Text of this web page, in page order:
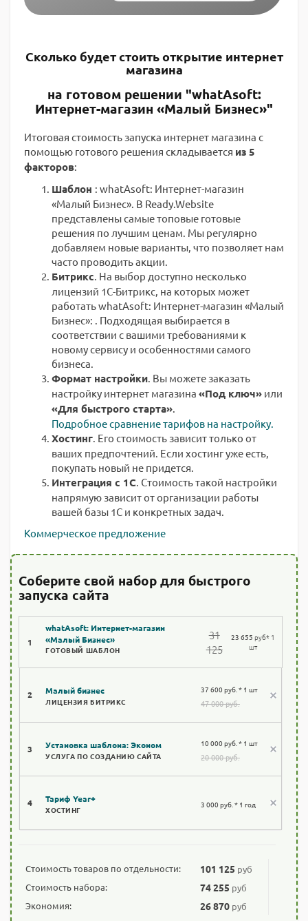
Сколько будет стоить открытие интернет
магазина
на готовом решении "whatAsoft:
Интернет-магазин «Малый Бизнес»"
Итоговая стоимость запуска интернет магазина с
помощью готового решения складывается из 5
факторов:
Шаблон : whatAsoft: Интернет-магазин
«Малый Бизнес». В Ready.Website
представлены самые топовые готовые
решения по лучшим ценам. Мы регулярно
добавляем новые варианты, что позволяет нам
часто проводить акции.
Битрикс. На выбор доступно несколько
лицензий 1С-Битрикс, на которых может
работать whatAsoft: Интернет-магазин «Малый
Бизнес»: . Подходящая выбирается в
соответствии с вашими требованиями к
новому сервису и особенностями самого
бизнеса.
Формат настройки. Вы можете заказать
настройку интернет магазина «Под ключ» или
«Для быстрого старта».
Подробное сравнение тарифов на настройку.
Хостинг. Его стоимость зависит только от
ваших предпочтений. Если хостинг уже есть,
покупать новый не придется.
Интеграция с 1С. Стоимость такой настройки
напрямую зависит от организации работы
вашей базы 1С и конкретных задач.
Коммерческое предложение
Соберите свой набор для быстрого
запуска сайта
1
whatAsoft: Интернет-магазин
«Малый Бизнес»
ГОТОВЫЙ ШАБЛОН
31
125
23 655руб* 1
шт
2 Малый бизнес
ЛИЦЕНЗИЯ БИТРИКС
37 600 руб. * 1 шт
47 000 руб.
3 Установка шаблона: Эконом
УСЛУГА ПО СОЗДАНИЮ САЙТА
10 000 руб. * 1 шт
20 000 руб.
4 Тариф Year+
ХОСТИНГ
3 000 руб. * 1 год
Стоимость товаров по отдельности: 101 125 руб
Стоимость набора:
74 255 руб
Экономия:
26 870 руб